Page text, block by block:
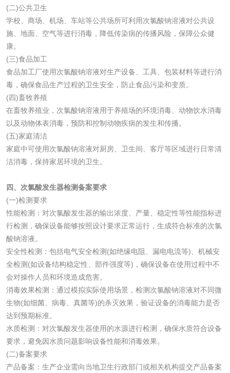
(二)公共卫生
学校、商场、机场、车站等公共场所可利用次氯酸钠溶液对公共设
施、地面、空气等进行消毒，降低传染病的传播风险，保障公众健
康。
(三)食品加工
食品加工厂使用次氯酸钠溶液对生产设备、工具、包装材料等进行消
毒，确保食品生产过程的卫生安全，防止食品污染和变质。
(四)畜牧养殖
在畜牧养殖业，次氯酸钠溶液用于养殖场的环境消毒、动物饮水消毒
以及动物体表消毒，预防和控制动物疾病的发生和传播。
(五)家庭清洁
家庭中可使用次氯酸钠溶液对厨房、卫生间、客厅等区域进行日常清
洁消毒，保持家居环境的卫生。
四、次氯酸发生器检测备案要求
(一)检测要求
性能检测：对次氯酸发生器的输出浓度、产量、稳定性等性能指标进
行检测，确保设备能够按照设计要求正常运行，生成符合标准的次氯
酸钠溶液。
安全性检测：包括电气安全检测(如绝缘电阻、漏电电流等)、机械安
全检测(如设备结构稳定性、部件强度等)，确保设备在使用过程中不
会对操作人员和环境造成危害。
消毒效果检测：通过模拟实际使用场景，检测次氯酸钠溶液对不同微
生物(如细菌、病毒、真菌等)的杀灭效果，验证设备的消毒能力是否
达到预期标准。
水质检测：对次氯酸发生器使用的水源进行检测，确保水质符合设备
要求，避免因水质问题影响设备性能和消毒效果。
(二)备案要求
产品备案：生产企业需向当地卫生行政部门或相关机构提交产品备案
化工试剂
化工助剂检测 涂料助剂检测
化工原料检测 化学品检测
工业用氯化铵检测
墨检测
陶瓷颜料检测
油墨成分分析
玻璃画颜料检测 儿童水粉画颜料检
水性印刷油墨检测
油品